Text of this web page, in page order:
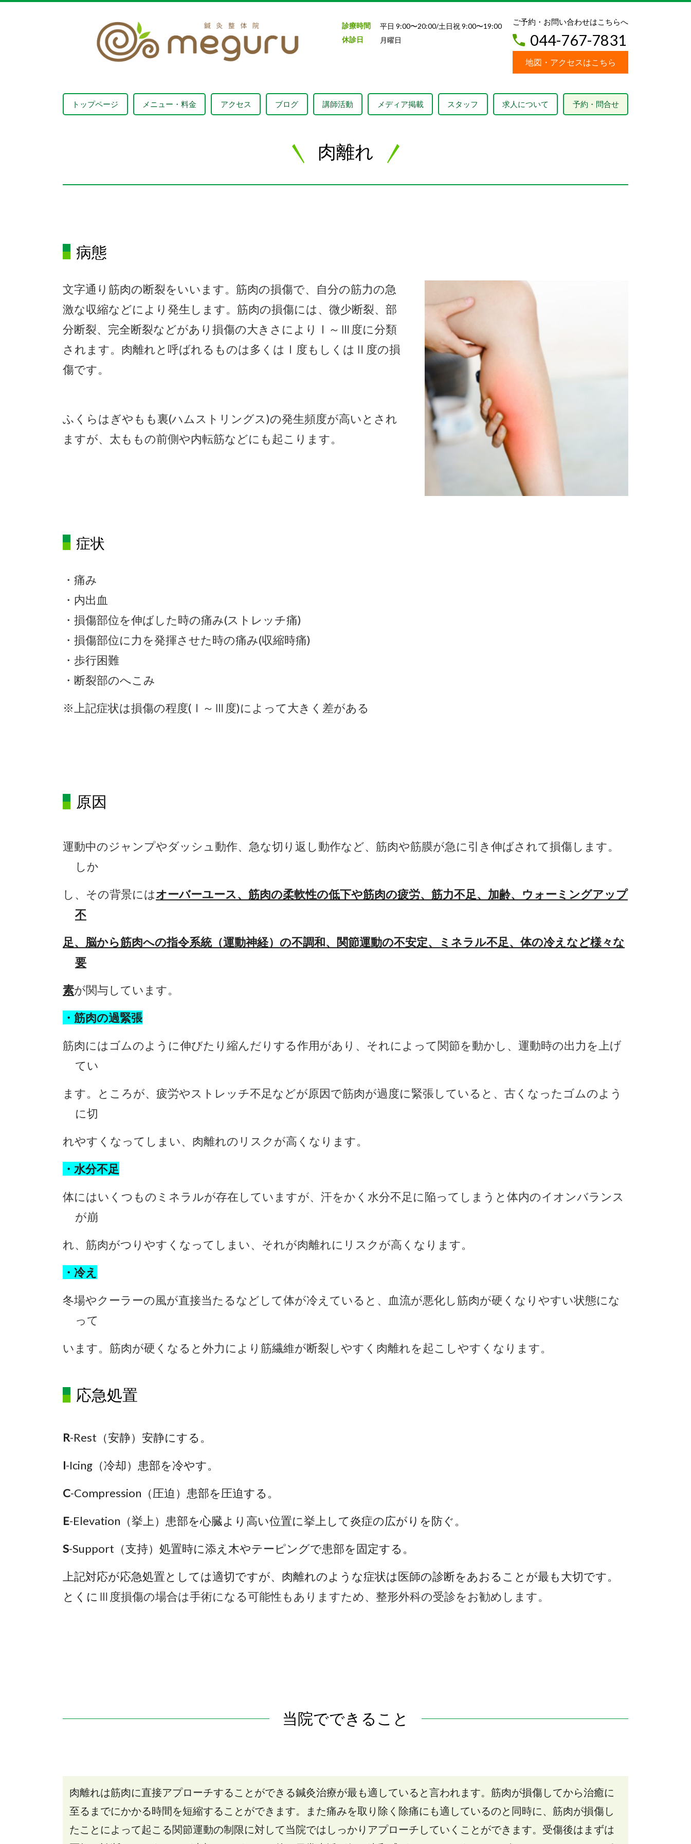
診療時間 平日 9:00〜20:00/土日祝 9:00〜19:00
休診日
月曜日
ご予約・お問い合わせはこちらへ
044-767-7831
地図・アクセスはこちら
トップページ メニュー・料金 アクセス ブログ 講師活動 メディア掲載 スタッフ 求人について 予約・問合せ
肉離れ
病態
文字通り筋肉の断裂をいいます。筋肉の損傷で、自分の筋力の急
激な収縮などにより発生します。筋肉の損傷には、微少断裂、部
分断裂、完全断裂などがあり損傷の大きさにより Ⅰ ～ Ⅲ 度に分類
されます。肉離れと呼ばれるものは多くは Ⅰ 度もしくは Ⅱ 度の損
傷です。
ふくらはぎやもも裏(ハムストリングス)の発生頻度が高いとされ
ますが、太ももの前側や内転筋などにも起こります。
症状
・痛み
・内出血
・損傷部位を伸ばした時の痛み(ストレッチ痛)
・損傷部位に力を発揮させた時の痛み(収縮時痛)
・歩行困難
・断裂部のへこみ
※ 上記症状は損傷の程度(Ⅰ ～ Ⅲ 度)によって大きく差がある
原因
運動中のジャンプやダッシュ動作、急な切り返し動作など、筋肉や筋膜が急に引き伸ばされて損傷します。
しか
し、その背景にはオーバーユース、筋肉の柔軟性の低下や筋肉の疲労、筋力不足、加齢、ウォーミングアップ
不
足、脳から筋肉への指令系統（運動神経）の不調和、関節運動の不安定、ミネラル不足、体の冷えなど様々な
要
素が関与しています。
・筋肉の過緊張
筋肉にはゴムのように伸びたり縮んだりする作用があり、それによって関節を動かし、運動時の出力を上げ
てい
ます。ところが、疲労やストレッチ不足などが原因で筋肉が過度に緊張していると、古くなったゴムのよう
に切
れやすくなってしまい、肉離れのリスクが高くなります。
・水分不足
体にはいくつものミネラルが存在していますが、汗をかく水分不足に陥ってしまうと体内のイオンバランス
が崩
れ、筋肉がつりやすくなってしまい、それが肉離れにリスクが高くなります。
・冷え
冬場やクーラーの風が直接当たるなどして体が冷えていると、血流が悪化し筋肉が硬くなりやすい状態にな
って
います。筋肉が硬くなると外力により筋繊維が断裂しやすく肉離れを起こしやすくなります。
応急処置
R-Rest（安静）安静にする。
I-Icing（冷却）患部を冷やす。
C-Compression（圧迫）患部を圧迫する。
E-Elevation（挙上）患部を心臓より高い位置に挙上して炎症の広がりを防ぐ。
S-Support（支持）処置時に添え木やテーピングで患部を固定する。
上記対応が応急処置としては適切ですが、肉離れのような症状は医師の診断をあおることが最も大切です。
とくに Ⅲ 度損傷の場合は手術になる可能性もありますため、整形外科の受診をお勧めします。
当院でできること
肉離れは筋肉に直接アプローチすることができる鍼灸治療が最も適していると言われます。筋肉が損傷してから治癒に
至るまでにかかる時間を短縮することができます。また痛みを取り除く除痛にも適しているのと同時に、筋肉が損傷し
たことによって起こる関節運動の制限に対して当院ではしっかりアプローチしていくことができます。受傷後はまずは